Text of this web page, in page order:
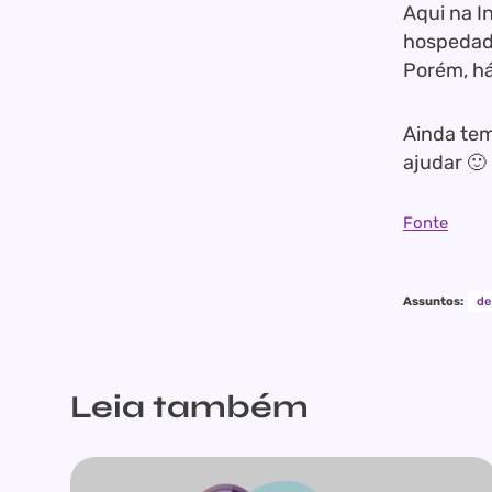
Aqui na
Porém,
Ainda
ajudar 🙂
Fonte
Assuntos:
Leia também